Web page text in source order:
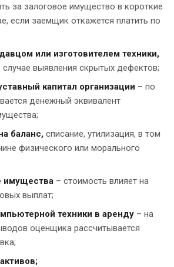
за залоговое имущество в короткие
если заемщик откажется платить по
или изготовителем техники,
случае выявления скрытых дефектов;
капитал организации – по
денежный эквивалент
баланс, списание, утилизация, в том
физического или морального
имущества – стоимость влияет на
выплат;
техники в аренду – на
оценщика рассчитывается